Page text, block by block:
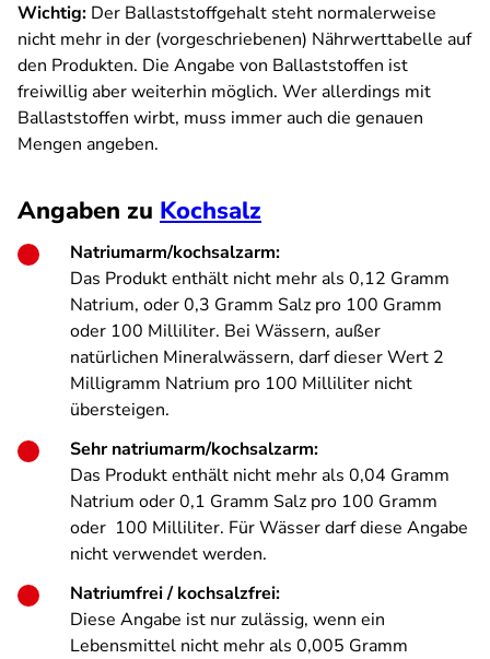
Wichtig: Der Ballaststoffgehalt steht normalerweise
nicht mehr in der (vorgeschriebenen) Nährwerttabelle auf
den Produkten. Die Angabe von Ballaststoffen ist
freiwillig aber weiterhin möglich. Wer allerdings mit
Ballaststoffen wirbt, muss immer auch die genauen
Mengen angeben.
Angaben zu Kochsalz
Natriumarm/kochsalzarm:
Das Produkt enthält nicht mehr als 0,12 Gramm
Natrium, oder 0,3 Gramm Salz pro 100 Gramm
oder 100 Milliliter. Bei Wässern, außer
natürlichen Mineralwässern, darf dieser Wert 2
Milligramm Natrium pro 100 Milliliter nicht
übersteigen.
Sehr natriumarm/kochsalzarm:
Das Produkt enthält nicht mehr als 0,04 Gramm
Natrium oder 0,1 Gramm Salz pro 100 Gramm
oder 100 Milliliter. Für Wässer darf diese Angabe
nicht verwendet werden.
Natriumfrei / kochsalzfrei:
Diese Angabe ist nur zulässig, wenn ein
Lebensmittel nicht mehr als 0,005 Gramm